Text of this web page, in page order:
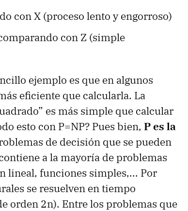
con X (proceso lento y engorroso)
con Z (simple
ejemplo es que en algunos
eficiente que calcularla. La
es más simple que calcular
esto con P=NP? Pues bien, P es la
de decisión que se pueden
a la mayoría de problemas
lineal, funciones simples,... Por
se resuelven en tiempo
orden 2n). Entre los problemas que